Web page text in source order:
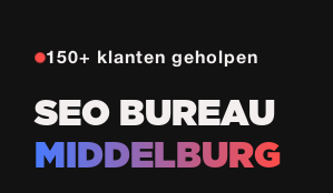
150+ klanten geholpen
SEO BUREAU
MIDDELBURG